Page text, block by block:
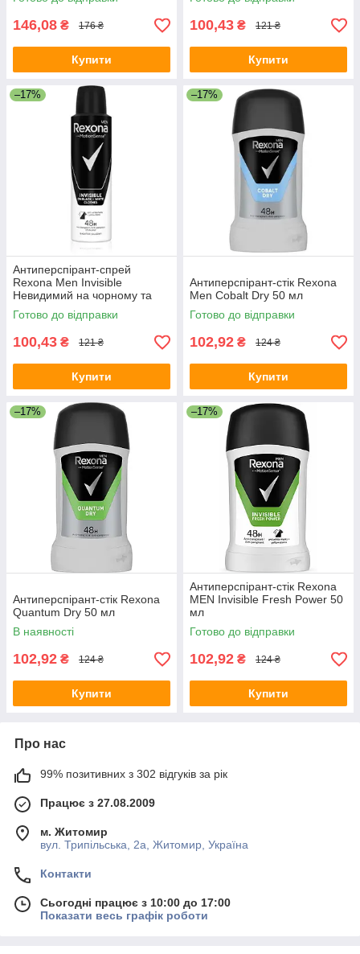
146,08 ₴ 176 ₴
Купити
100,43 ₴ 121 ₴
Купити
–17%
Антиперспірант-спрей
Rexona Men Invisible
Невидимий на чорному та
білому 150 мл
Готово до відправки
100,43 ₴ 121 ₴
Купити
–17%
Антиперспірант-стік Rexona
Men Cobalt Dry 50 мл
Готово до відправки
102,92 ₴ 124 ₴
Купити
–17%
Антиперспірант-стік Rexona
Quantum Dry 50 мл
В наявності
102,92 ₴ 124 ₴
Купити
–17%
Антиперспірант-стік Rexona
MEN Invisible Fresh Power 50
мл
Готово до відправки
102,92 ₴ 124 ₴
Купити
Про нас
99% позитивних з 302 відгуків за рік
Працює з 27.08.2009
м. Житомир
вул. Трипільська, 2а, Житомир, Україна
Контакти
Сьогодні працює з 10:00 до 17:00
Показати весь графік роботи